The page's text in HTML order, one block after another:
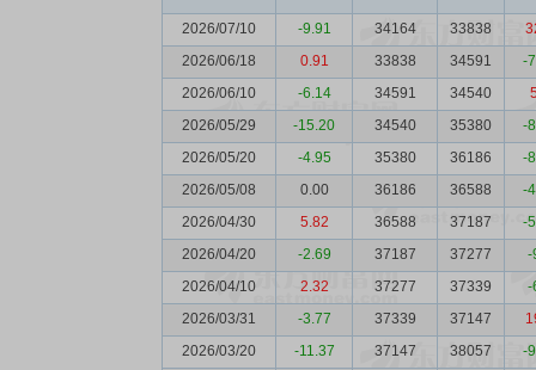
2026/07/10 -9.91 34164 33838
2026/06/18
0.91 33838 34591
-
2026/06/10
-6.14 34591 34540
2026/05/29
-15.20 34540 35380
-
2026/05/20
-4.95 35380 36186
-
2026/05/08
0.00 36186 36588
-
2026/04/30
5.82 36588 37187
-
2026/04/20
-2.69 37187 37277
-
2026/04/10
2.32 37277 37339
-
2026/03/31
-3.77 37339 37147
2026/03/20
-11.37 37147 38057
-